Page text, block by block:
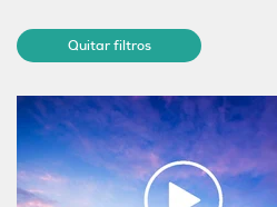
Quitar filtros